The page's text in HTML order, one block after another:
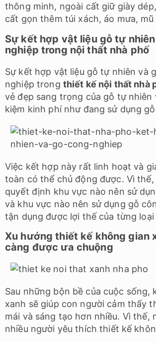
thông minh, ngoài cất giữ giày
cất gọn thêm túi xách, áo mưa,
Sự kết hợp vật liệu gỗ tự
nghiệp trong nội thất nhà phố
Sự kết hợp vật liệu gỗ tự nhiên và
nghiệp trong thiết kế nội thất nhà
vẻ đẹp sang trọng của gỗ tự nhiên
kiệm kinh phí như đang sử dụng
Việc kết hợp này rất linh hoạt và
toàn có thể chủ động được. Vì
quyết định khu vực nào nên sử
và khu vực nào nên sử dụng gỗ
tận dụng được lợi thế của từng loại
Xu hướng thiết kế không gian
càng được ưa chuộng
Sau những bộn bề của cuộc sống,
xanh sẽ giúp con người cảm thấy
mái và sáng tạo hơn nhiều. Vì thế,
nhiều người yêu thích thiết kế